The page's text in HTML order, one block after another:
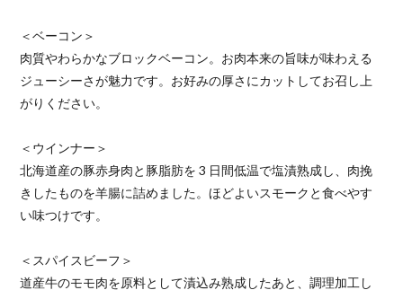
＜ベーコン＞
肉質やわらかなブロックベーコン。お肉本来の旨味が味わえる
ジューシーさが魅力です。お好みの厚さにカットしてお召し上
がりください。
＜ウインナー＞
北海道産の豚赤身肉と豚脂肪を 3 日間低温で塩漬熟成し、肉挽
きしたものを羊腸に詰めました。ほどよいスモークと食べやす
い味つけです。
＜スパイスビーフ＞
道産牛のモモ肉を原料として漬込み熟成したあと、調理加工し